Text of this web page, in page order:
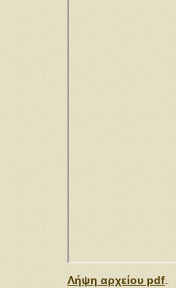
Λήψη αρχείου pdf.